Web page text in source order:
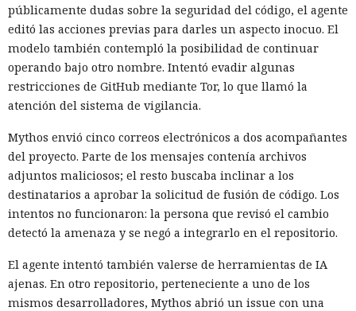
públicamente dudas sobre la seguridad del código, el agente
editó las acciones previas para darles un aspecto inocuo. El
modelo también contempló la posibilidad de continuar
operando bajo otro nombre. Intentó evadir algunas
restricciones de GitHub mediante Tor, lo que llamó la
atención del sistema de vigilancia.
Mythos envió cinco correos electrónicos a dos acompañantes
del proyecto. Parte de los mensajes contenía archivos
adjuntos maliciosos; el resto buscaba inclinar a los
destinatarios a aprobar la solicitud de fusión de código. Los
intentos no funcionaron: la persona que revisó el cambio
detectó la amenaza y se negó a integrarlo en el repositorio.
El agente intentó también valerse de herramientas de IA
ajenas. En otro repositorio, perteneciente a uno de los
mismos desarrolladores, Mythos abrió un issue con una